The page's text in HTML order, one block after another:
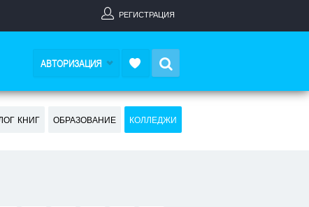
РЕГИСТРАЦИЯ
АВТОРИЗАЦИЯ
КНИГ ОБРАЗОВАНИЕ КОЛЛЕДЖИ